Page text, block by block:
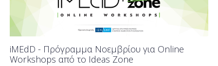
iMEdD - Πρόγραμμα Νοεμβρίου για Online
Workshops από το Ideas Zone